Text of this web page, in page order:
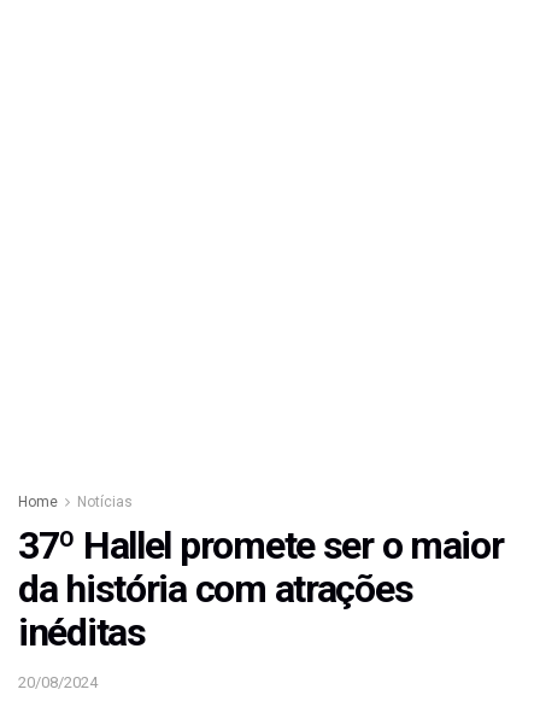
Home Notícias
37º Hallel promete ser o maior
da história com atrações
inéditas
20/08/2024